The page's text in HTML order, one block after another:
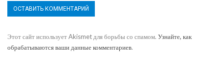
Этот сайт использует Akismet для борьбы со спамом. Узнайте, как
обрабатываются ваши данные комментариев.